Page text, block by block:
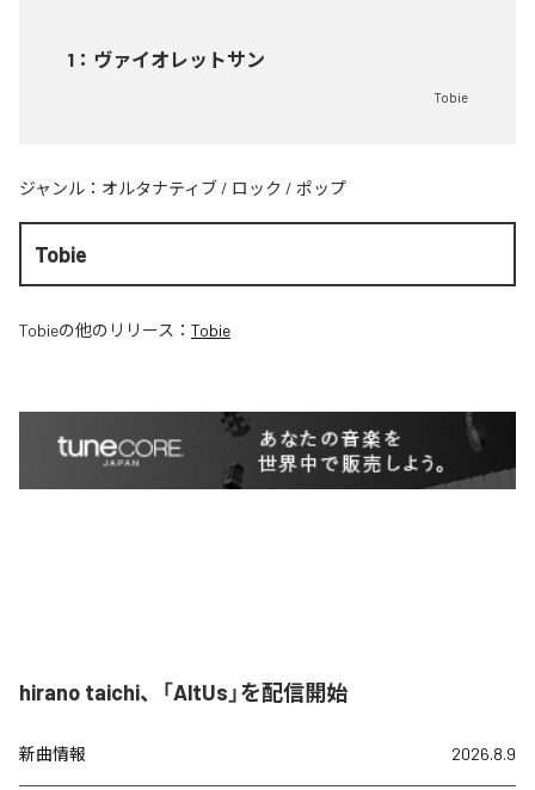
1 ： ヴァイオレットサン
Tobie
ジャンル： オルタナティブ / ロック / ポップ
Tobie
Tobieの他のリリース： Tobie
hirano taichi、「AltUs」を配信開始
新曲情報 2026.8.9